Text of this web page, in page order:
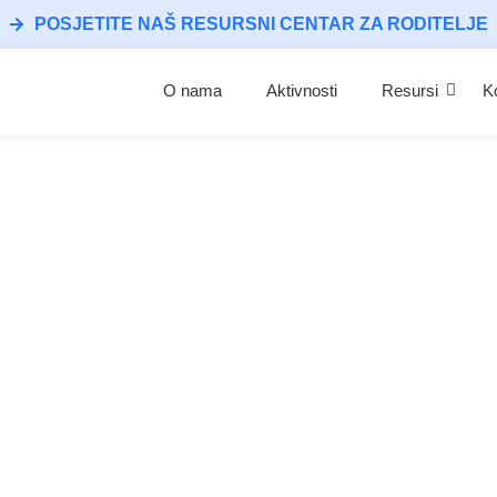
POSJETITE NAŠ RESURSNI CENTAR ZA RODITELJE
O nama Aktivnosti Resursi